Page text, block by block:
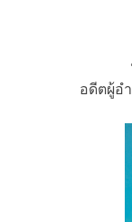
อดีตผู้อ